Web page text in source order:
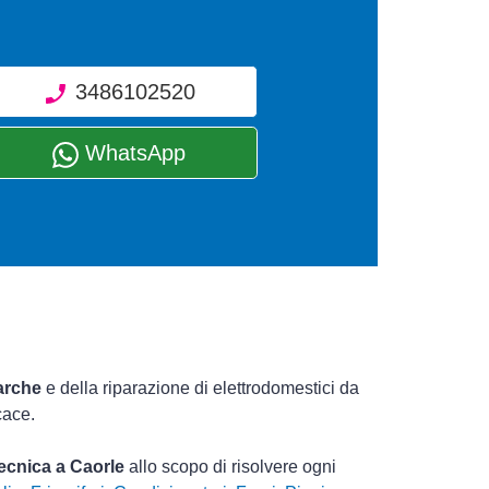
3486102520
WhatsApp
e della riparazione di elettrodomestici da
a Caorle allo scopo di risolvere ogni